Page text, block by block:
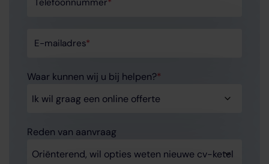
E-mailadres*
Waar kunnen wij u bij helpen?*
Reden van aanvraag